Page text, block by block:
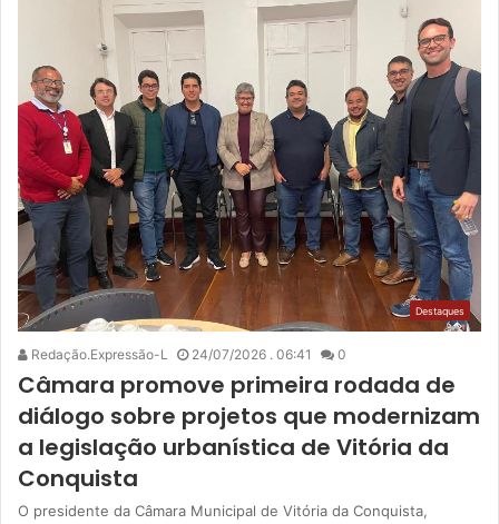
Destaques
Redação.Expressão-L 24/07/2026 . 06:41 0
Câmara promove primeira rodada de
diálogo sobre projetos que modernizam
a legislação urbanística de Vitória da
Conquista
O presidente da Câmara Municipal de Vitória da Conquista,